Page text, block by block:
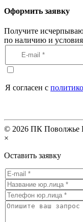
Оформить заявку
Получите
по наличию и
Я согласен с
© 2026 ПК Поволжье
×
Оставить заявку